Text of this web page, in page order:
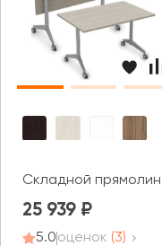
Складной
25 939
5.0оценок (3)